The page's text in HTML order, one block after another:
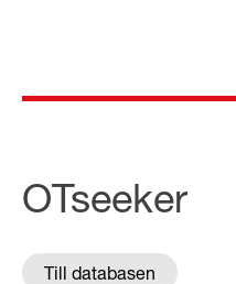
för dig som är anställd
OTseeker
Till databasen